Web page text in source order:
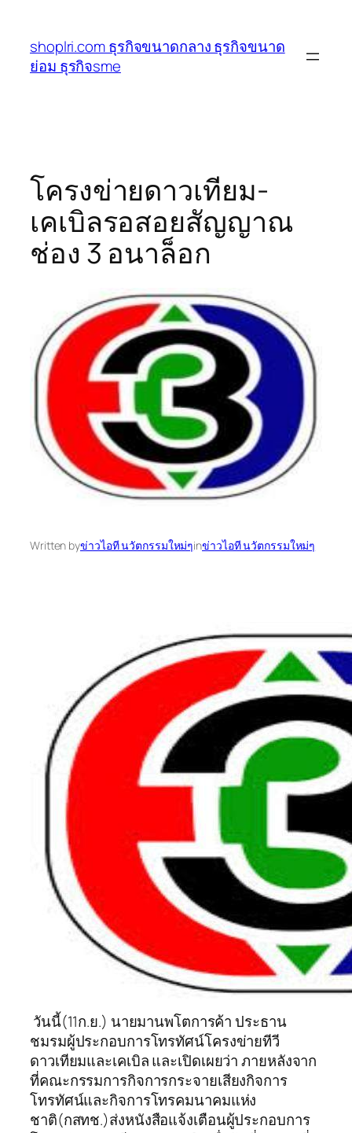
เนื้อหา
shoplri.com ธุรกิจขนาดกลาง ธุรกิจขนาด
ย่อม ธุรกิจsme
โครงข่ายดาวเทียม-
เคเบิลรอสอยสัญญาณ
ช่อง 3 อนาล็อก
Written byข่าวไอที นวัตกรรมใหม่ๆinข่าวไอที นวัตกรรมใหม่ๆ
วันนี้(11ก.ย.) นายมานพโตการค้า ประธาน
ชมรมผู้ประกอบการโทรทัศน์โครงข่ายทีวี
ดาวเทียมและเคเบิล และเปิดเผยว่า ภายหลังจาก
ที่คณะกรรมการกิจการกระจายเสียงกิจการ
โทรทัศน์และกิจการโทรคมนาคมแห่ง
ชาติ(กสทช.)ส่งหนังสือแจ้งเตือนผู้ประกอบการ